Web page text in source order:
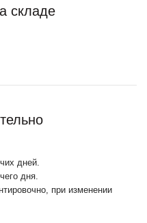
складе
дней.
дня.
при изменении